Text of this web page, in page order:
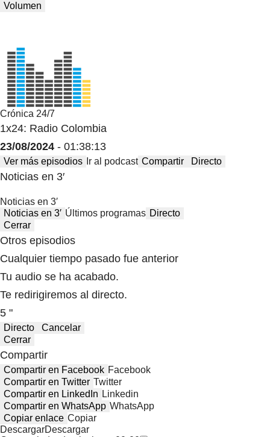
Volumen
Crónica 24/7
1x24: Radio Colombia
23/08/2024 - 01:38:13
Ver más episodios Ir al podcast Compartir Directo
Noticias en 3′
Noticias en 3′
Noticias en 3′ Últimos programas Directo
Cerrar
Otros episodios
Cualquier tiempo pasado fue anterior
Tu audio se ha acabado.
Te redirigiremos al directo.
5 "
Directo
Cancelar
Cerrar
Compartir
Compartir en Facebook Facebook
Compartir en Twitter Twitter
Compartir en LinkedIn Linkedin
Compartir en WhatsApp WhatsApp
Copiar enlace Copiar
DescargarDescargar